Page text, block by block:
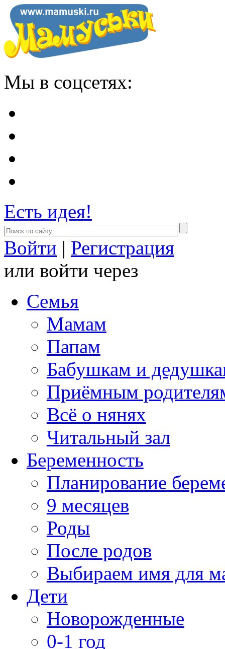
Мы в соцсетях:
Есть идея!
Войти | Регистрация
или войти через
Семья
Мамам
Папам
Бабушкам и
Приёмным
Всё о нянях
Читальный зал
Беременность
Планирование
9 месяцев
Роды
После родов
Выбираем имя для
Дети
Новорожденные
0-1 год